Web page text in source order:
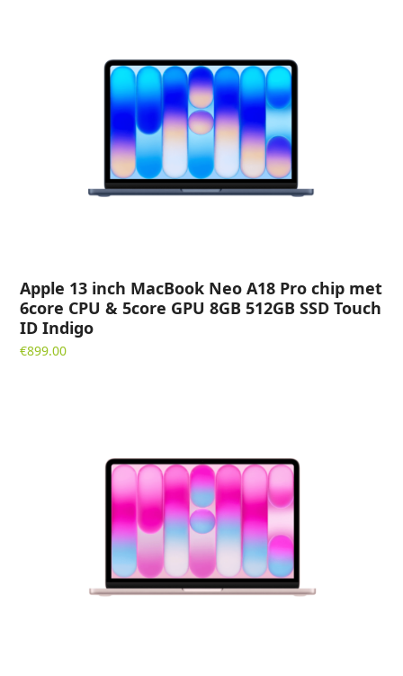
Apple 13 inch MacBook Neo A18 Pro chip met
6core CPU & 5core GPU 8GB 512GB SSD Touch
ID Indigo
€899.00